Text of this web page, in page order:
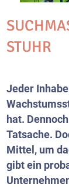
STUHR
Jeder
hat.
Tatsache.
Mittel, um
gibt ein